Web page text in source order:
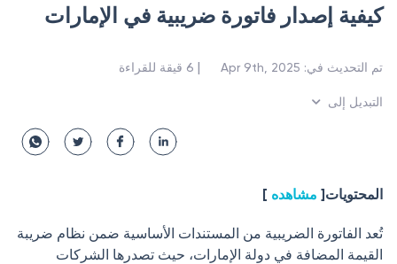
كيفية إصدار فاتورة ضريبية في الإمارات
تم التحديث في:
Apr 9th, 2025
|
6 قيقة للقراءة
التبديل إلى
المحتويات[ مشاهده ]
تُعد الفاتورة الضريبية من المستندات الأساسية ضمن نظام ضريبة
القيمة المضافة في دولة الإمارات، حيث تصدرها الشركات